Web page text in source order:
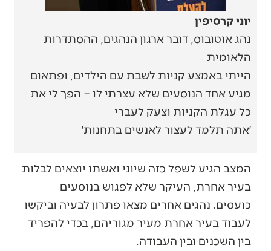
יוני קרסיפין
נהג אוטובוס, דובר ארגון הנהגים, ההסתדרות
הלאומית
הייתי באמצע קניות לשבת עם הילדים, ופתאום
מגיע אחד הנוסעים שלא עצרתי לו – הפך לי את
כל עגלת הקניות וצעק לעברי
׳אתה תלמד לעצור לאנשים בתחנות׳
המצב הגיע לשפל כזה שיוני ואשתו יוצאים לבלות
בעיר אחרת, העיקר שלא לפגוש בנוסעים
כועסים. נהגים אחרים מצאו פתרון לבעיה וביקשו
לעבוד בעיר אחרת מעיר מגוריהם, בכדי להפריד
בין השכנים ובין העבודה.